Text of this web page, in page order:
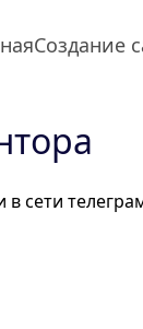
Создание
сети